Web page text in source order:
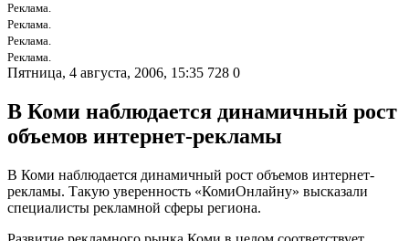
Реклама.
Реклама.
Реклама.
Реклама.
Пятница, 4 августа, 2006, 15:35 728 0
В Коми наблюдается динамичный рост
объемов интернет-рекламы
В Коми наблюдается динамичный рост объемов интернет-
рекламы. Такую уверенность «КомиОнлайну» высказали
специалисты рекламной сферы региона.